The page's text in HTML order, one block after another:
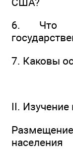
6. Что
7. Каковы
II. Изучение
населения